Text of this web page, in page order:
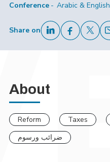
Conference Arabic & English
Share on
About
Reform Taxes
ضرائب ورسوم